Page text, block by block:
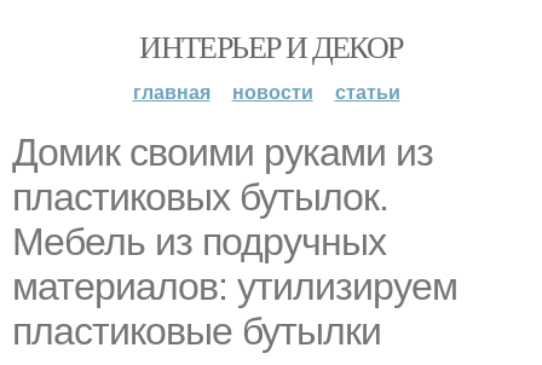
ИНТЕРЬЕР И ДЕКОР
главная новости статьи
Домик своими руками из
пластиковых бутылок.
Мебель из подручных
материалов: утилизируем
пластиковые бутылки